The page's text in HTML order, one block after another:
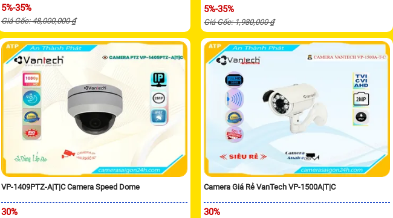
5%-35%
Giá Gốc: 48,000,000 ₫
5%-35%
Giá Gốc: 1,980,000 ₫
VP-1409PTZ-A|T|C Camera Speed Dome
30%
Camera Giá Rẻ VanTech VP-1500A|T|C
30%